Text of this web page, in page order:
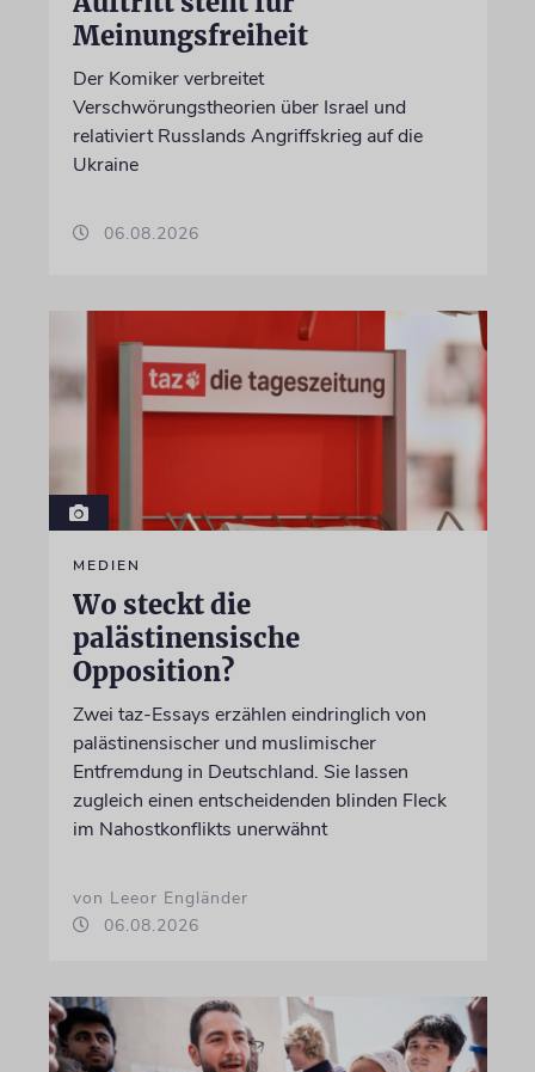
Meinungsfreiheit
Der Komiker verbreitet
Verschwörungstheorien über Israel und
relativiert Russlands Angriffskrieg auf die
Ukraine
06.08.2026
MEDIEN
Wo steckt die
palästinensische
Opposition?
Zwei taz-Essays erzählen eindringlich von
palästinensischer und muslimischer
Entfremdung in Deutschland. Sie lassen
zugleich einen entscheidenden blinden Fleck
im Nahostkonflikts unerwähnt
von Leeor Engländer
06.08.2026